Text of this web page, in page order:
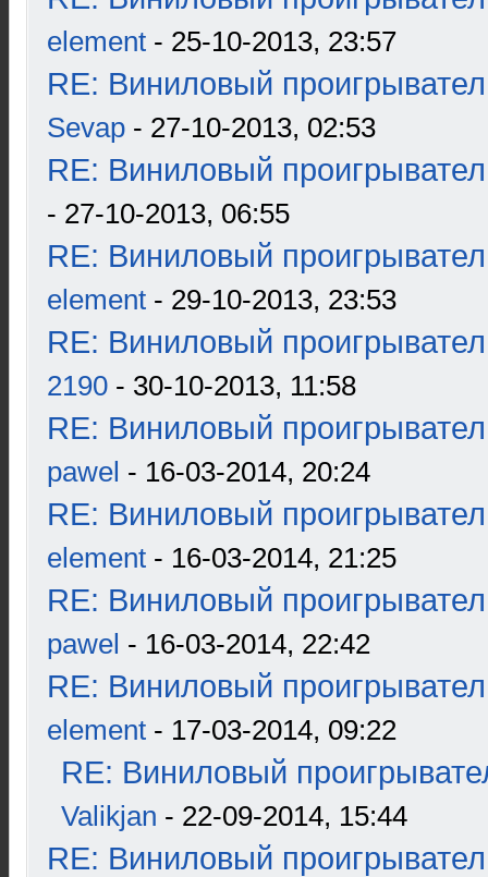
element - 25-10-2013, 23:57
RE: Виниловый
Sevap - 27-10-2013, 02:53
RE: Виниловый
- 27-10-2013, 06:55
RE: Виниловый
element - 29-10-2013, 23:53
RE: Виниловый
2190 - 30-10-2013, 11:58
RE: Виниловый
pawel - 16-03-2014, 20:24
RE: Виниловый
element - 16-03-2014, 21:25
RE: Виниловый
pawel - 16-03-2014, 22:42
RE: Виниловый
element - 17-03-2014, 09:22
RE: Виниловый
Valikjan - 22-09-2014, 15:44
RE: Виниловый